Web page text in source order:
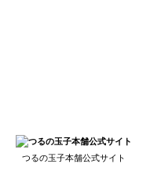
つるの玉子本舗公式サイト